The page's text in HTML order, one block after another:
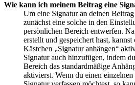
Wie kann ich meinem Beitrag eine
Um eine Signatur an deinen
zunächst eine solche in den
persönlichen Bereich entwerfen.
erstellt und gespeichert hast,
Kästchen „Signatur anhängen“
Signatur auch hinzufügen, indem
Bereich das standardmäßige
aktivierst. Wenn du einen